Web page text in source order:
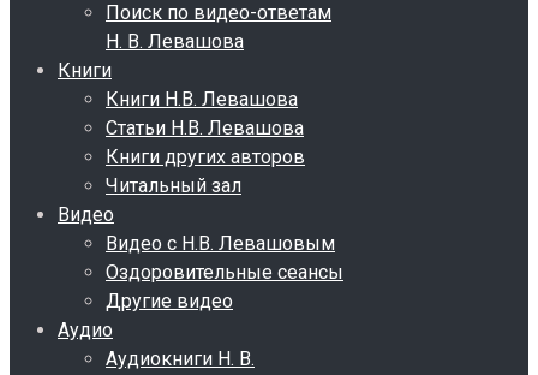
Поиск по видео-ответам
Н. В. Левашова
Книги
Книги Н.В. Левашова
Статьи Н.В. Левашова
Книги других авторов
Читальный зал
Видео
Видео с Н.В. Левашовым
Оздоровительные сеансы
Другие видео
Аудио
Аудиокниги Н. В.